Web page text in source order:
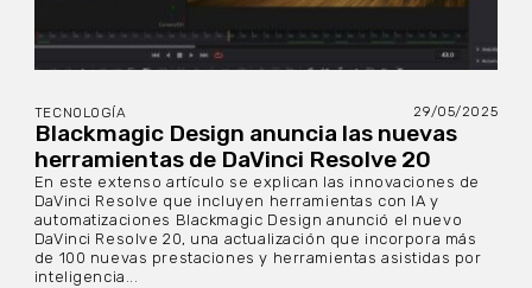
TECNOLOGÍA 29/05/2025
Blackmagic Design anuncia las nuevas
herramientas de DaVinci Resolve 20
En este extenso artículo se explican las innovaciones de
DaVinci Resolve que incluyen herramientas con IA y
automatizaciones Blackmagic Design anunció el nuevo
DaVinci Resolve 20, una actualización que incorpora más
de 100 nuevas prestaciones y herramientas asistidas por
inteligencia...